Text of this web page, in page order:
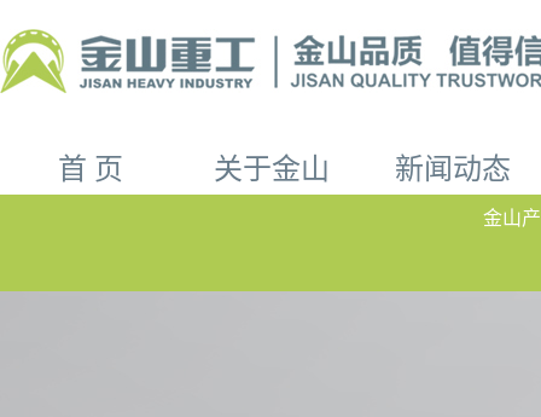
首 页 关于金山 新闻动态
金山